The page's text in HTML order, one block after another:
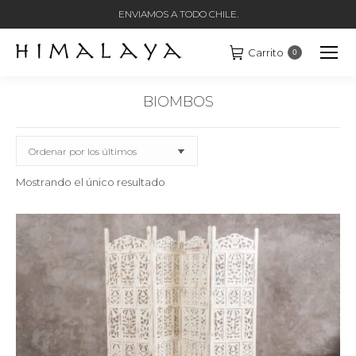
ENVIAMOS A TODO CHILE.
Carrito 0
BIOMBOS
Mostrando el único resultado